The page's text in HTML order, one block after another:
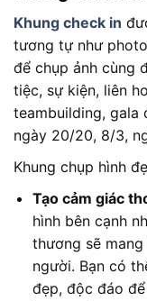
Khung check in
tương tự như
để chụp ảnh cùng
tiệc, sự kiện, liên
teambuilding, gala
ngày 20/20, 8/3,
Khung chụp hình
Tạo cảm giác
hình bên cạnh
thương sẽ
người. Bạn có
đẹp, độc đáo